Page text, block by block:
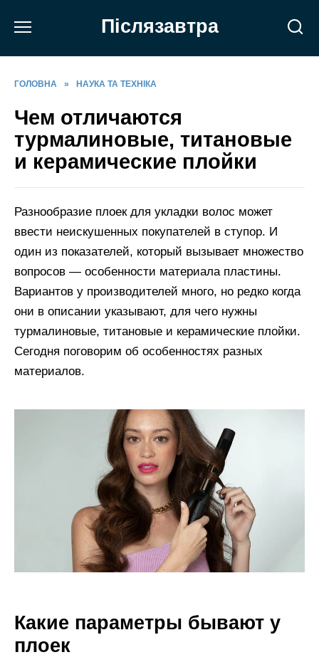
Післязавтра
ГОЛОВНА » НАУКА ТА ТЕХНІКА
Чем отличаются
турмалиновые, титановые
и керамические плойки
Разнообразие плоек для укладки волос может
ввести неискушенных покупателей в ступор. И
один из показателей, который вызывает множество
вопросов — особенности материала пластины.
Вариантов у производителей много, но редко когда
они в описании указывают, для чего нужны
турмалиновые, титановые и керамические плойки.
Сегодня поговорим об особенностях разных
материалов.
Какие параметры бывают у
плоек